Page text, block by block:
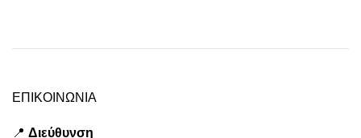
ΕΠΙΚΟΙΝΩΝΙΑ
📍 Διεύθυνση